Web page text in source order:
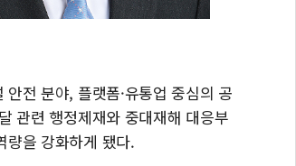
전 분야, 플랫폼·유통업 중심의 공
관련 행정제재와 중대재해 대응부
량을 강화하게 됐다.